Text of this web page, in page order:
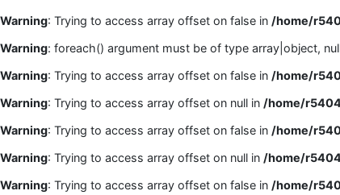
Warning: Trying to access array offset on false in /home/
Warning: foreach() argument must be of type array|object,
Warning: Trying to access array offset on false in /home/
Warning: Trying to access array offset on null in /home/
Warning: Trying to access array offset on false in /home/
Warning: Trying to access array offset on null in /home/
Warning: Trying to access array offset on false in /home/